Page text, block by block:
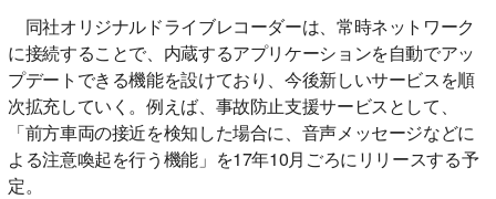
同社オリジナルドライブレコーダーは、常時ネットワーク
に接続することで、内蔵するアプリケーションを自動でアッ
プデートできる機能を設けており、今後新しいサービスを順
次拡充していく。例えば、事故防止支援サービスとして、
「前方車両の接近を検知した場合に、音声メッセージなどに
よる注意喚起を行う機能」を17年10月ごろにリリースする予
定。